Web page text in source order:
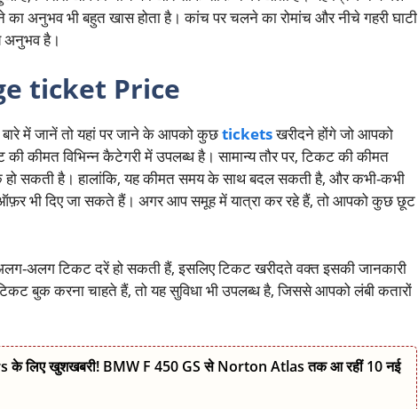
का अनुभव भी बहुत खास होता है। कांच पर चलने का रोमांच और नीचे गहरी घाटी
अनुभव है।
ticket Price
में जानें तो यहां पर जाने के आपको कुछticketsखरीदने होंगे जो आपको
कीमत विभिन्न कैटेगरी में उपलब्ध है। सामान्य तौर पर, टिकट की कीमत
सकती है। हालांकि, यह कीमत समय के साथ बदल सकती है, और कभी-कभी
ऑफ़र भी दिए जा सकते हैं। अगर आप समूह में यात्रा कर रहे हैं, तो आपको कुछ छूट
अलग टिकट दरें हो सकती हैं, इसलिए टिकट खरीदते वक्त इसकी जानकारी
बुक करना चाहते हैं, तो यह सुविधा भी उपलब्ध है, जिससे आपको लंबी कतारों
लिए खुशखबरी! BMW F 450 GS से Norton Atlas तक आ रहीं 10 नई